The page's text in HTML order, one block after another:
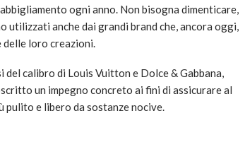
ogni anno. Non bisogna dimenticare,
anche dai grandi brand che, ancora oggi,
delle loro creazioni.
calibro di Louis Vuitton e Dolce & Gabbana,
un impegno concreto ai fini di assicurare al
pulito e libero da sostanze nocive.